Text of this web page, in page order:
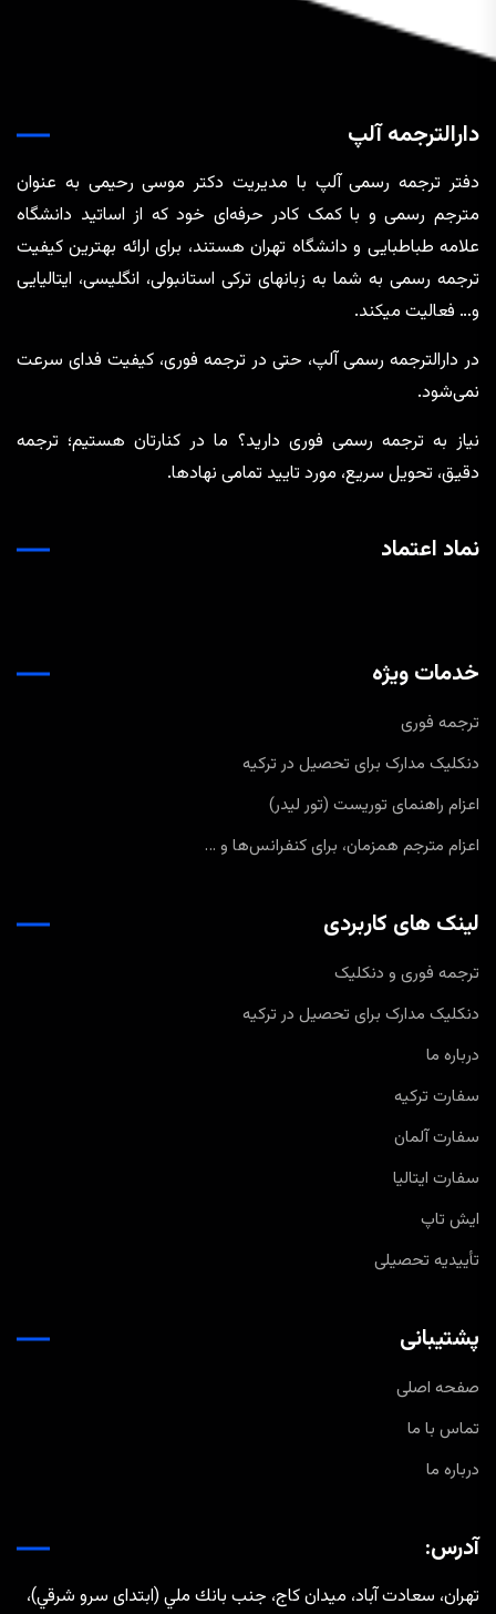
دارالترجمه آلپ
دفتر ترجمه رسمی آلپ با مدیریت دکتر موسی رحیمی به عنوان
مترجم رسمی و با کمک کادر حرفه‌ای خود که از اساتید دانشگاه
علامه طباطبایی و دانشگاه تهران هستند، برای ارائه بهترین کیفیت
ترجمه رسمی به شما به زبانهای ترکی استانبولی، انگلیسی، ایتالیایی
و… فعالیت میکند.
در دارالترجمه رسمی آلپ، حتی در ترجمه‌ فوری، کیفیت فدای سرعت
نمی‌شود.
نیاز به ترجمه رسمی فوری دارید؟ ما در کنارتان هستیم؛ ترجمه
دقیق، تحویل سریع، مورد تایید تمامی نهادها.
نماد اعتماد
خدمات ویژه
ترجمه فوری
دنکلیک مدارک برای تحصیل در ترکیه
اعزام راهنمای توریست (تور لیدر)
اعزام مترجم همزمان، برای کنفرانس‌ها و …
لینک های کاربردی
ترجمه فوری و دنکلیک
دنکلیک مدارک برای تحصیل در ترکیه
درباره ما
سفارت ترکیه
سفارت آلمان
سفارت ایتالیا
ایش تاپ
تأییدیه تحصیلی
پشتیبانی
صفحه اصلی
تماس با ما
درباره ما
آدرس:
تهران، سعادت آباد، ميدان كاج، جنب بانك ملي (ابتدای سرو شرقي)،